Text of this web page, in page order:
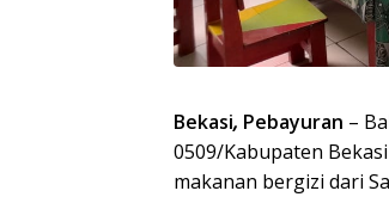
Bekasi, Pebayuran –
0509/Kabupaten
makanan bergizi dari